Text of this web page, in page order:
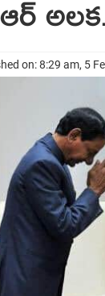
on: 8:29 am, 5